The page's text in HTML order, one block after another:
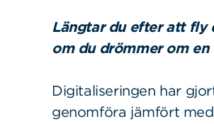
Längtar du efter att fly
om du drömmer om
Digitaliseringen har
genomföra jämfört